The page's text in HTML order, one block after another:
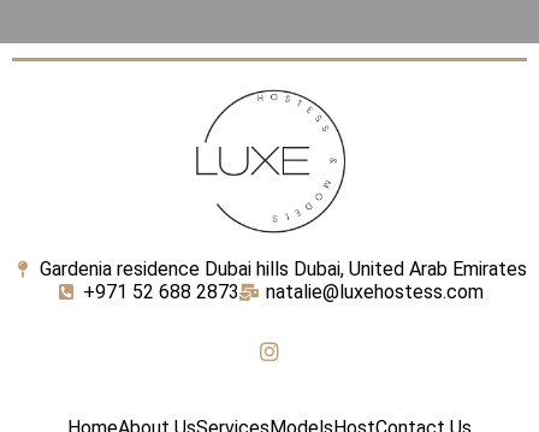
Gardenia residence Dubai hills Dubai, United Arab Emirates
+971 52 688 2873
natalie@luxehostess.com